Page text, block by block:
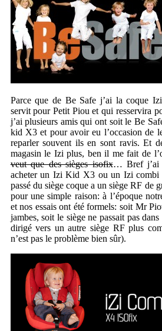
Parce que de Be Safe j’ai la coque
servit pour Petit Piou et qui resservira
j’ai plusieurs amis qui ont soit le Be
kid X3 et pour avoir eu l’occasion de
reparler souvent ils en sont ravis. Et
magasin le Izi plus, ben il me fait de
veut que des sièges isofix… Bref j’ai
acheter un Izi Kid X3 ou un Izi combi
passé du siège coque a un siège RF de
pour une simple raison: à l’époque
et nos essais ont été formels: soit Mr
jambes, soit le siège ne passait pas
dirigé vers un autre siège RF plus
n’est pas le problème bien sûr).